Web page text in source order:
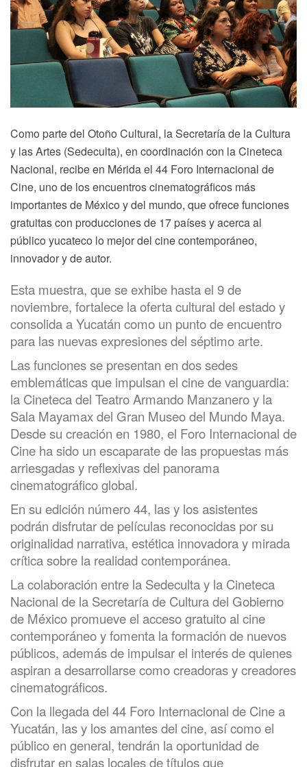
Como parte del Otoño Cultural, la Secretaría de la Cultura
y las Artes (Sedeculta), en coordinación con la Cineteca
Nacional, recibe en Mérida el 44 Foro Internacional de
Cine, uno de los encuentros cinematográficos más
importantes de México y del mundo, que ofrece funciones
gratuitas con producciones de 17 países y acerca al
público yucateco lo mejor del cine contemporáneo,
innovador y de autor.
Esta muestra, que se exhibe hasta el 9 de
noviembre, fortalece la oferta cultural del estado y
consolida a Yucatán como un punto de encuentro
para las nuevas expresiones del séptimo arte.
Las funciones se presentan en dos sedes
emblemáticas que impulsan el cine de vanguardia:
la Cineteca del Teatro Armando Manzanero y la
Sala Mayamax del Gran Museo del Mundo Maya.
Desde su creación en 1980, el Foro Internacional de
Cine ha sido un escaparate de las propuestas más
arriesgadas y reflexivas del panorama
cinematográfico global.
En su edición número 44, las y los asistentes
podrán disfrutar de películas reconocidas por su
originalidad narrativa, estética innovadora y mirada
crítica sobre la realidad contemporánea.
La colaboración entre la Sedeculta y la Cineteca
Nacional de la Secretaría de Cultura del Gobierno
de México promueve el acceso gratuito al cine
contemporáneo y fomenta la formación de nuevos
públicos, además de impulsar el interés de quienes
aspiran a desarrollarse como creadoras y creadores
cinematográficos.
Con la llegada del 44 Foro Internacional de Cine a
Yucatán, las y los amantes del cine, así como el
público en general, tendrán la oportunidad de
disfrutar en salas locales de títulos que